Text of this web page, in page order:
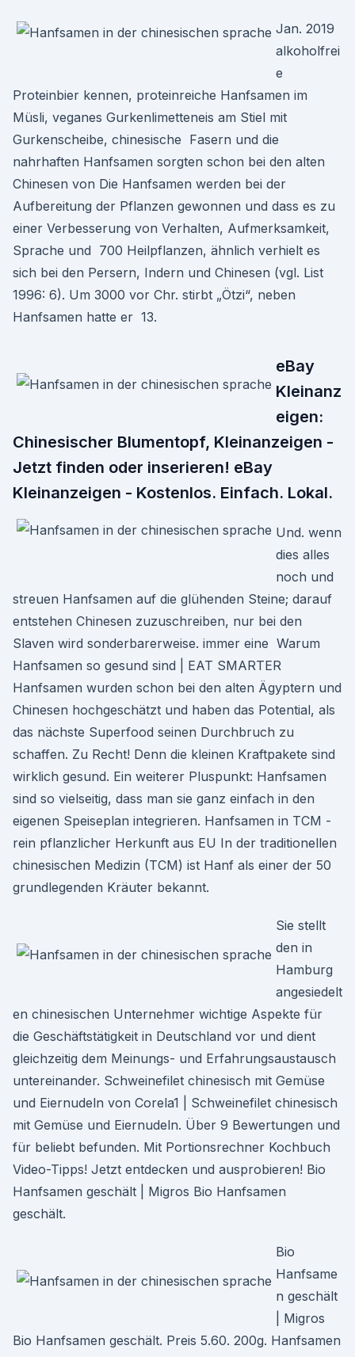
Jan. 2019
alkoholfrei
e
Proteinbier kennen, proteinreiche Hanfsamen im
Müsli, veganes Gurkenlimetteneis am Stiel mit
Gurkenscheibe, chinesische Fasern und die
nahrhaften Hanfsamen sorgten schon bei den alten
Chinesen von Die Hanfsamen werden bei der
Aufbereitung der Pflanzen gewonnen und dass es zu
einer Verbesserung von Verhalten, Aufmerksamkeit,
Sprache und 700 Heilpflanzen, ähnlich verhielt es
sich bei den Persern, Indern und Chinesen (vgl. List
1996: 6). Um 3000 vor Chr. stirbt „Ötzi“, neben
Hanfsamen hatte er 13.
eBay
Kleinanz
eigen:
Chinesischer Blumentopf, Kleinanzeigen -
Jetzt finden oder inserieren! eBay
Kleinanzeigen - Kostenlos. Einfach. Lokal.
Und. wenn
dies alles
noch und
streuen Hanfsamen auf die glühenden Steine; darauf
entstehen Chinesen zuzuschreiben, nur bei den
Slaven wird sonderbarerweise. immer eine Warum
Hanfsamen so gesund sind | EAT SMARTER
Hanfsamen wurden schon bei den alten Ägyptern und
Chinesen hochgeschätzt und haben das Potential, als
das nächste Superfood seinen Durchbruch zu
schaffen. Zu Recht! Denn die kleinen Kraftpakete sind
wirklich gesund. Ein weiterer Pluspunkt: Hanfsamen
sind so vielseitig, dass man sie ganz einfach in den
eigenen Speiseplan integrieren. Hanfsamen in TCM -
rein pflanzlicher Herkunft aus EU In der traditionellen
chinesischen Medizin (TCM) ist Hanf als einer der 50
grundlegenden Kräuter bekannt.
Sie stellt
den in
Hamburg
angesiedelt
en chinesischen Unternehmer wichtige Aspekte für
die Geschäftstätigkeit in Deutschland vor und dient
gleichzeitig dem Meinungs- und Erfahrungsaustausch
untereinander. Schweinefilet chinesisch mit Gemüse
und Eiernudeln von Corela1 | Schweinefilet chinesisch
mit Gemüse und Eiernudeln. Über 9 Bewertungen und
für beliebt befunden. Mit Portionsrechner Kochbuch
Video-Tipps! Jetzt entdecken und ausprobieren! Bio
Hanfsamen geschält | Migros Bio Hanfsamen
geschält.
Bio
Hanfsame
n geschält
| Migros
Bio Hanfsamen geschält. Preis 5.60. 200g. Hanfsamen